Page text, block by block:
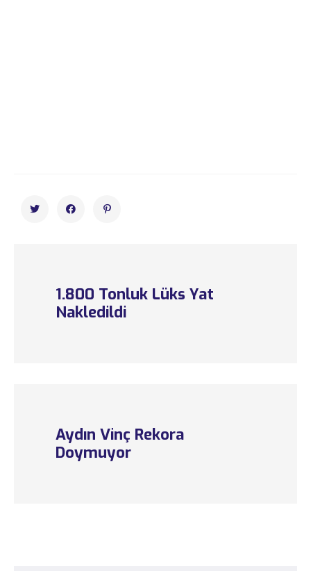
1.800 Tonluk Lüks Yat
Nakledildi
Aydın Vinç Rekora
Doymuyor